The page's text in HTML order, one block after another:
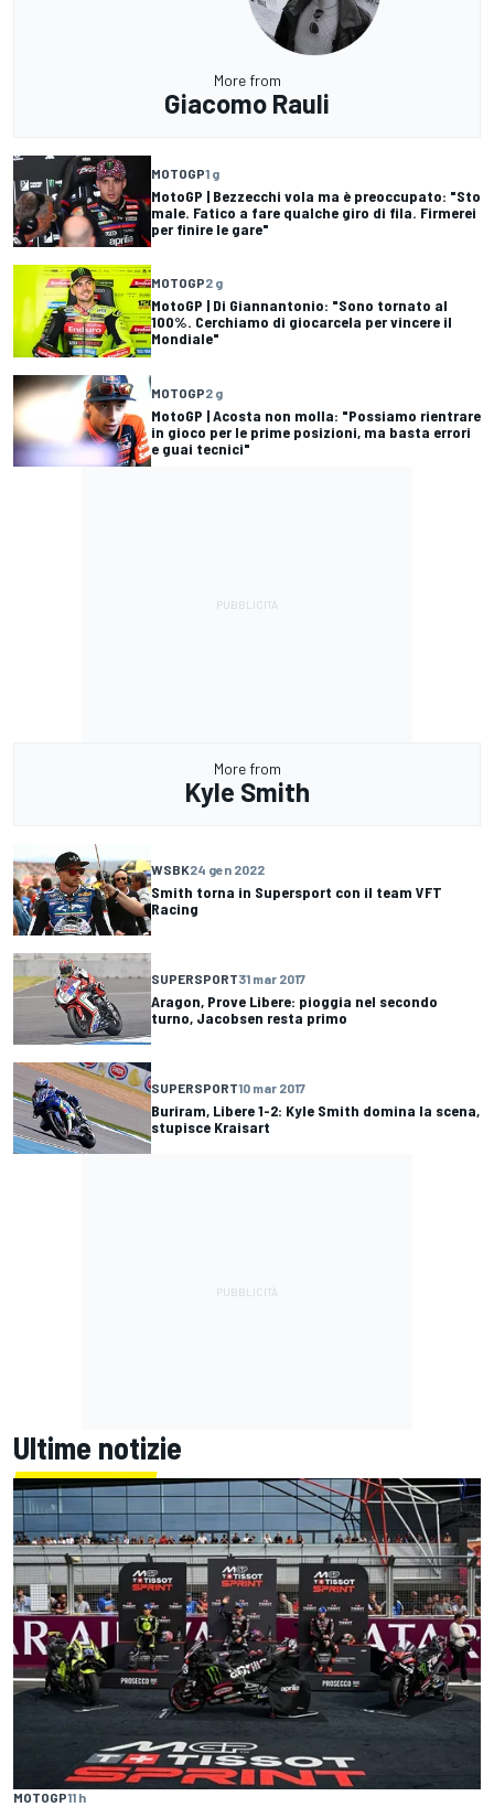
More from
Giacomo Rauli
MOTOGP1 g
MotoGP | Bezzecchi vola ma è preoccupato: "Sto
male. Fatico a fare qualche giro di fila. Firmerei
per finire le gare"
MOTOGP2 g
MotoGP | Di Giannantonio: "Sono tornato al
100%. Cerchiamo di giocarcela per vincere il
Mondiale"
MOTOGP2 g
MotoGP | Acosta non molla: "Possiamo rientrare
in gioco per le prime posizioni, ma basta errori
e guai tecnici"
More from
Kyle Smith
WSBK24 gen 2022
Smith torna in Supersport con il team VFT
Racing
SUPERSPORT31 mar 2017
Aragon, Prove Libere: pioggia nel secondo
turno, Jacobsen resta primo
SUPERSPORT10 mar 2017
Buriram, Libere 1-2: Kyle Smith domina la scena,
stupisce Kraisart
Ultime notizie
MOTOGP11 h